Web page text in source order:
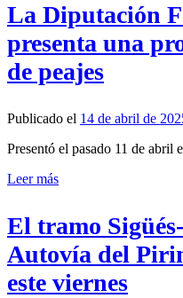
La Diputación
presenta una
de peajes
Publicado el 14 de abril de
Presentó el pasado 11 de abril
Leer más
El tramo
Autovía del
este viernes